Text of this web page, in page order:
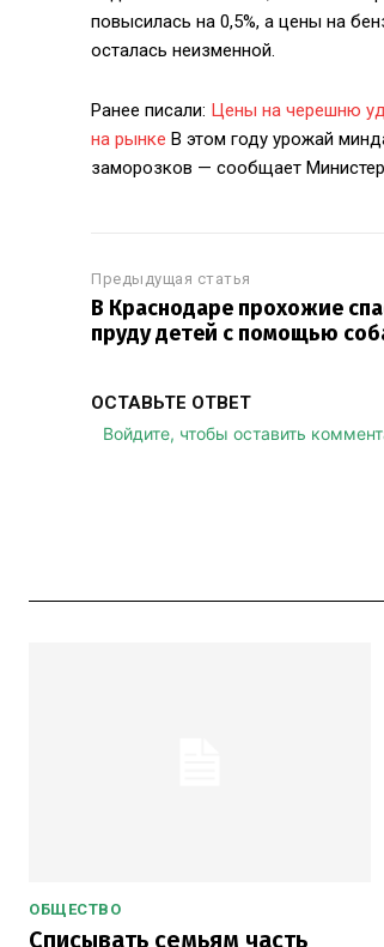
повысилась на 0,5%, а цены на
осталась неизменной.
Ранее писали: Цены на черешню
на рынке В этом году урожай
заморозков — сообщает
Предыдущая статья
В Краснодаре прохожие
пруду детей с помощью
ОСТАВЬТЕ ОТВЕТ
Войдите, чтобы оставить
ОБЩЕСТВО
Списывать семьям часть